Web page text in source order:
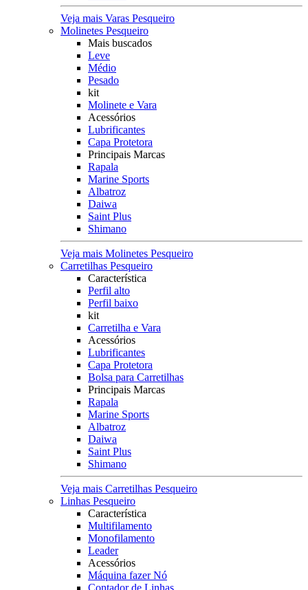
Veja mais Varas Pesqueiro
Molinetes Pesqueiro
Mais buscados
Leve
Médio
Pesado
kit
Molinete e Vara
Acessórios
Lubrificantes
Capa Protetora
Principais Marcas
Rapala
Marine Sports
Albatroz
Daiwa
Saint Plus
Shimano
Veja mais Molinetes Pesqueiro
Carretilhas Pesqueiro
Característica
Perfil alto
Perfil baixo
kit
Carretilha e Vara
Acessórios
Lubrificantes
Capa Protetora
Bolsa para Carretilhas
Principais Marcas
Rapala
Marine Sports
Albatroz
Daiwa
Saint Plus
Shimano
Veja mais Carretilhas Pesqueiro
Linhas Pesqueiro
Característica
Multifilamento
Monofilamento
Leader
Acessórios
Máquina fazer Nó
Contador de Linhas